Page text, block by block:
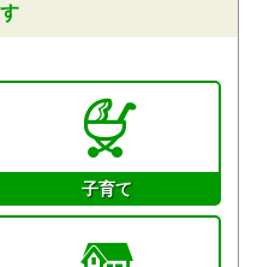
子育て